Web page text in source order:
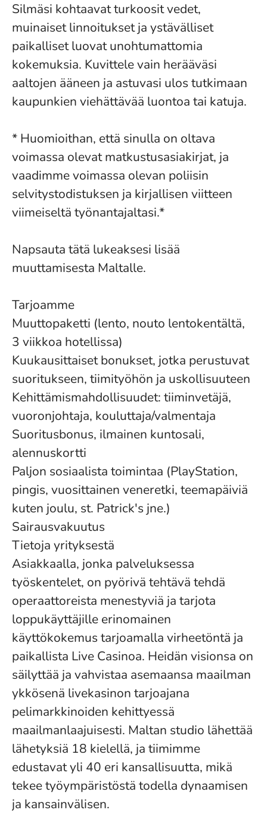
Silmäsi kohtaavat turkoosit vedet,
muinaiset linnoitukset ja ystävälliset
paikalliset luovat unohtumattomia
kokemuksia. Kuvittele vain herääväsi
aaltojen ääneen ja astuvasi ulos tutkimaan
kaupunkien viehättävää luontoa tai katuja.
* Huomioithan, että sinulla on oltava
voimassa olevat matkustusasiakirjat, ja
vaadimme voimassa olevan poliisin
selvitystodistuksen ja kirjallisen viitteen
viimeiseltä työnantajaltasi.*
Napsauta tätä lukeaksesi lisää
muuttamisesta Maltalle.
Tarjoamme
Muuttopaketti (lento, nouto lentokentältä,
3 viikkoa hotellissa)
Kuukausittaiset bonukset, jotka perustuvat
suoritukseen, tiimityöhön ja uskollisuuteen
Kehittämismahdollisuudet: tiiminvetäjä,
vuoronjohtaja, kouluttaja/valmentaja
Suoritusbonus, ilmainen kuntosali,
alennuskortti
Paljon sosiaalista toimintaa (PlayStation,
pingis, vuosittainen veneretki, teemapäiviä
kuten joulu, st. Patrick's jne.)
Sairausvakuutus
Tietoja yrityksestä
Asiakkaalla, jonka palveluksessa
työskentelet, on pyörivä tehtävä tehdä
operaattoreista menestyviä ja tarjota
loppukäyttäjille erinomainen
käyttökokemus tarjoamalla virheetöntä ja
paikallista Live Casinoa. Heidän visionsa on
säilyttää ja vahvistaa asemaansa maailman
ykkösenä livekasinon tarjoajana
pelimarkkinoiden kehittyessä
maailmanlaajuisesti. Maltan studio lähettää
lähetyksiä 18 kielellä, ja tiimimme
edustavat yli 40 eri kansallisuutta, mikä
tekee työympäristöstä todella dynaamisen
ja kansainvälisen.